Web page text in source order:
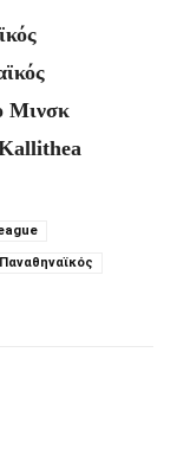
Μινσκ
Παναθηναϊκός